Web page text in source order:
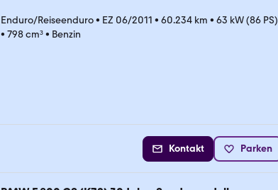
Enduro/Reiseenduro• EZ 06/2011 • 60.234 km • 63 kW (86 PS)
• 798 cm³• Benzin
Kontakt Parken